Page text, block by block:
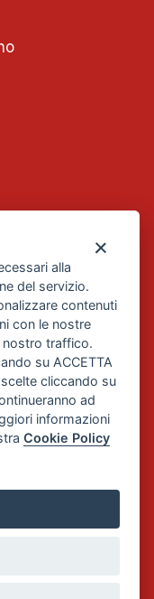
alla
del servizio.
contenuti
con le nostre
nostro traffico.
su ACCETTA
cliccando su
ad
informazioni
Cookie Policy